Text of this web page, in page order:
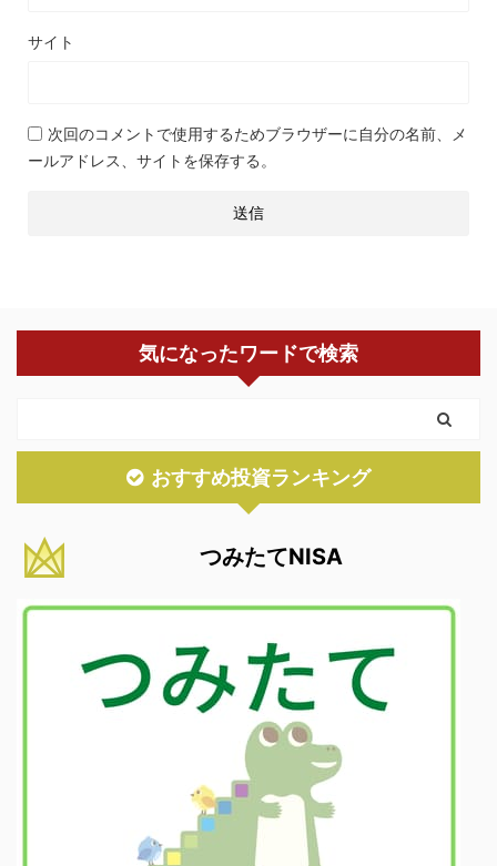
サイト
次回のコメントで使用するためブラウザーに自分の名前、メ
ールアドレス、サイトを保存する。
気になったワードで検索
おすすめ投資ランキング
つみたてNISA